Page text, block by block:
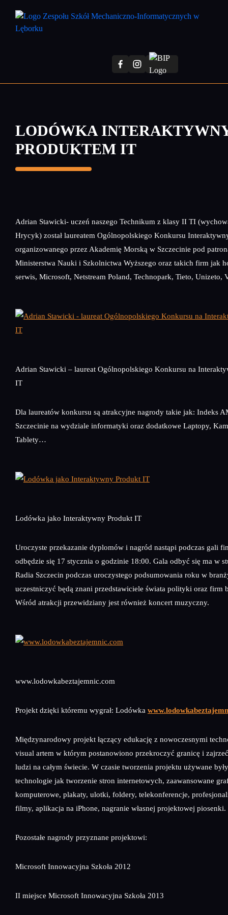
treści
LODÓWKA
PRODUKTEM IT
Adrian Stawicki- uczeń naszego Technikum z klasy II TI
Hrycyk) został laureatem Ogólnopolskiego Konkursu
organizowanego przez Akademię Morską w Szczecinie pod
Ministerstwa Nauki i Szkolnictwa Wyższego oraz takich firm jak
serwis, Microsoft, Netstream Poland, Technopark, Tieto, Unizeto,
Adrian Stawicki – laureat Ogólnopolskiego Konkursu na
IT
Dla laureatów konkursu są atrakcyjne nagrody takie jak: Indeks
Szczecinie na wydziale informatyki oraz dodatkowe Laptopy,
Tablety…
Lodówka jako Interaktywny Produkt IT
Uroczyste przekazanie dyplomów i nagród nastąpi podczas gali
odbędzie się 17 stycznia o godzinie 18:00. Gala odbyć się ma w
Radia Szczecin podczas uroczystego podsumowania roku w
uczestniczyć będą znani przedstawiciele świata polityki oraz firm
Wśród atrakcji przewidziany jest również koncert muzyczny.
www.lodowkabeztajemnic.com
Projekt dzięki któremu wygrał: Lodówka
Międzynarodowy projekt łączący edukację z nowoczesnymi
visual artem w którym postanowiono przekroczyć granicę i
ludzi na całym świecie. W czasie tworzenia projektu używane
technologie jak tworzenie stron internetowych, zaawansowane
komputerowe, plakaty, ulotki, foldery, telekonferencje,
filmy, aplikacja na iPhone, nagranie własnej projektowej piosenki.
Pozostałe nagrody przyznane projektowi:
Microsoft Innowacyjna Szkoła 2012
II miejsce Microsoft Innowacyjna Szkoła 2013